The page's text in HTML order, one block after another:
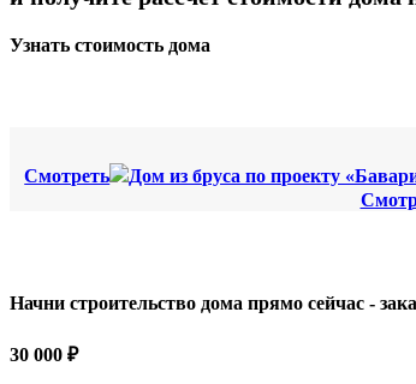
Узнать стоимость дома
Смотреть Дом из бруса по проекту
Начни строительство дома прямо сейчас -
30 000 ₽